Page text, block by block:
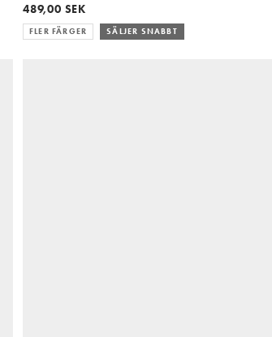
489,00 SEK
FLER FÄRGER SÄLJER SNABBT